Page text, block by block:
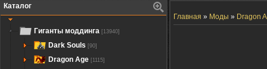
Каталог
Гиганты моддинга [13940]
Dark Souls [90]
Dragon Age [1115]
Главная » Моды » Dragon